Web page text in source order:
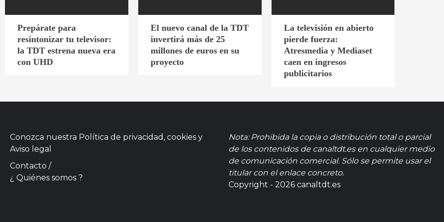
Prepárate para
resintonizar tu televisor:
la TDT estrena nueva era
con UHD
El nuevo canal de la TDT
invertirá más de 25
millones de euros en su
proyecto
La televisión en abierto
pierde fuerza:
Atresmedia y Mediaset
caen en ingresos
publicitarios
Conozca nuestra Política de privacidad, cookies y
Aviso legal
Contacto /
¿ Quiénes somos ?
Nota: Prohibida la copia o distribución total o parcial
de los contenidos de canaltdt.es en cualquier medio
de comunicación comercial. Sólo se permite usar el
titular con el enlace concreto.
Copyright - 2026 canaltdt.es